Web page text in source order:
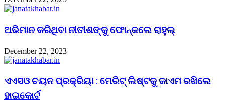
ଅଭିମାନ କରିଥିବା ନୀତୀଶଙ୍କୁ ଫୋନ୍‌କଲେ ରାହୁଲ୍‌
December 22, 2023
ଏଏସଓ ଚୟନ ପ୍ରକ୍ରିୟା : ମେରିଟ୍ ଲିଷ୍ଟକୁ କାଏମ ରଖିଲେ
ହାଇକୋର୍ଟ